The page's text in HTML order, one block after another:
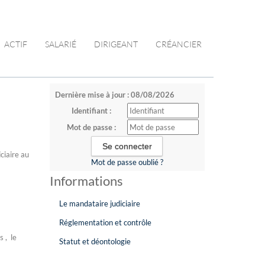
ACTIF SALARIÉ DIRIGEANT CRÉANCIER
Dernière mise à jour : 08/08/2026
Identifiant :
Mot de passe :
Mot de passe oublié ?
Informations
Le mandataire judiciaire
Réglementation et contrôle
Statut et déontologie
au
, le